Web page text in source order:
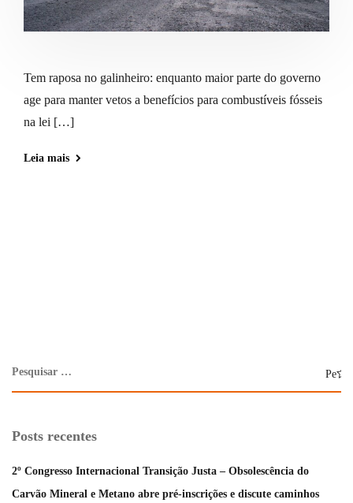
Tem raposa no galinheiro: enquanto maior parte do governo
age para manter vetos a benefícios para combustíveis fósseis
na lei […]
Leia mais
Posts recentes
2º Congresso Internacional Transição Justa – Obsolescência do
Carvão Mineral e Metano abre pré-inscrições e discute caminhos